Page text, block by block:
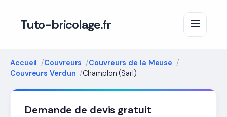
Tuto-bricolage.fr
Accueil Couvreurs
Couvreurs de la Meuse
Couvreurs Verdun
Champlon (Sarl)
Demande de devis gratuit